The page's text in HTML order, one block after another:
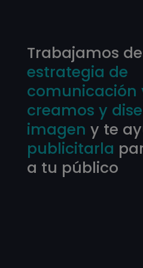
Trabajamos
estrategia de
comunicación
creamos y
imagen y te
publicitarla
a tu público